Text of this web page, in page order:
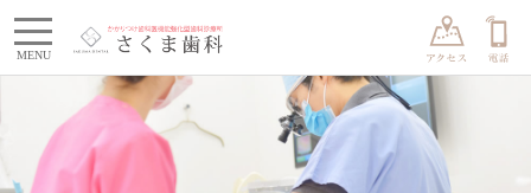
toggle
navigation
MENU